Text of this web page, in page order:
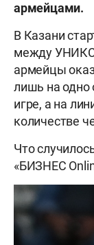
армейцами.
В Казани
между
армейцы
лишь на одно
игре, а на
количестве
Что
«БИЗНЕС